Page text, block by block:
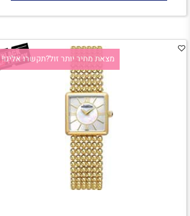
מצאת מחיר יותר זול?תקשרו אלינו!